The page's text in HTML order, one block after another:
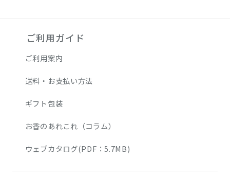
ご利用ガイド
ご利用案内
送料・お支払い方法
ギフト包装
お香のあれこれ（コラム）
ウェブカタログ(PDF：5.7MB)